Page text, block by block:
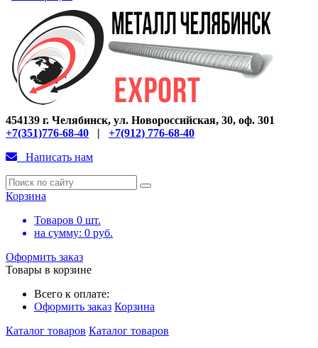
454139 г. Челябинск, ул. Новороссийская, 30, оф. 301
+7(351)776-68-40 | +7(912) 776-68-40
Написать нам
Корзина
Товаров 0 шт.
на сумму: 0 руб.
Оформить заказ
Товары в корзине
Всего к оплате:
Оформить заказ Корзина
Каталог товаров Каталог товаров